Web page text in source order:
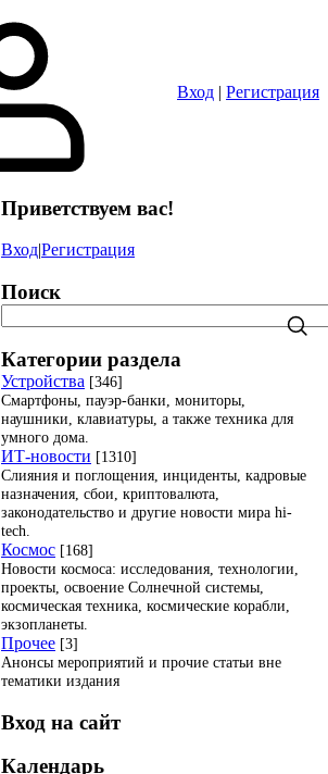
Вход | Регистрация
Приветствуем вас!
Вход|Регистрация
Поиск
Категории раздела
Устройства [346]
Смартфоны, пауэр-банки, мониторы,
наушники, клавиатуры, а также техника для
умного дома.
ИТ-новости [1310]
Слияния и поглощения, инциденты, кадровые
назначения, сбои, криптовалюта,
законодательство и другие новости мира hi-
tech.
Космос [168]
Новости космоса: исследования, технологии,
проекты, освоение Солнечной системы,
космическая техника, космические корабли,
экзопланеты.
Прочее [3]
Анонсы мероприятий и прочие статьи вне
тематики издания
Вход на сайт
Календарь